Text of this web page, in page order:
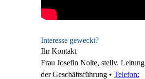
Interesse geweckt?
Ihr Kontakt
Frau Josefin Nolte, stellv. Leitung
der Geschäftsführung • Telefon: